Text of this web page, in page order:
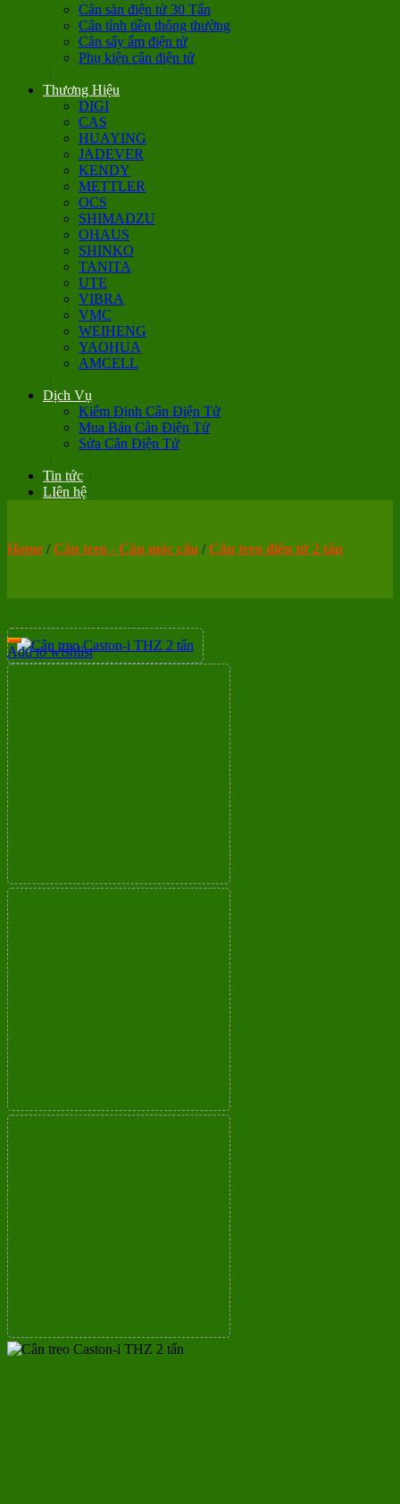
Cân sàn điện tử 30 Tấn
Cân tính tiền thông thường
Cân sấy ẩm điện tử
Phụ kiện cân điện tử
Thương Hiệu
DIGI
CAS
HUAYING
JADEVER
KENDY
METTLER
OCS
SHIMADZU
OHAUS
SHINKO
TANITA
UTE
VIBRA
VMC
WEIHENG
YAOHUA
AMCELL
Dịch Vụ
Kiểm Định Cân Điện Tử
Mua Bán Cân Điện Tử
Sửa Cân Điện Tử
Tin tức
LIên hệ
Home / Cân treo - Cân móc cẩu / Cân treo điện tử 2 tấn
Add to wishlist